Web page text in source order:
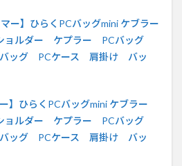
】ひらくPCバッグmini ケブラー
ョルダー ケプラー PCバッグ
ッグ PCケース 肩掛け バッ